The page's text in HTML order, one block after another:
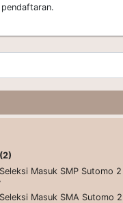
Masuk SMP Sutomo 2
Masuk SMA Sutomo